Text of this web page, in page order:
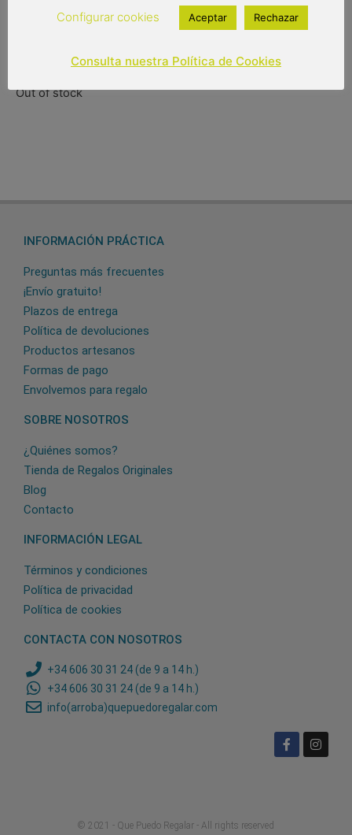
32,00€
Out of stock
INFORMACIÓN PRÁCTICA
Preguntas más frecuentes
¡Envío gratuito!
Plazos de entrega
Política de devoluciones
Productos artesanos
Formas de pago
Envolvemos para regalo
SOBRE NOSOTROS
¿Quiénes somos?
Tienda de Regalos Originales
Blog
Contacto
INFORMACIÓN LEGAL
Términos y condiciones
Política de privacidad
Política de cookies
CONTACTA CON NOSOTROS
+34 606 30 31 24 (de 9 a 14 h.)
+34 606 30 31 24 (de 9 a 14 h.)
info(arroba)quepuedoregalar.com
© 2021 - Que Puedo Regalar - All rights reserved
Configurar cookies Aceptar Rechazar
Consulta nuestra Política de Cookies